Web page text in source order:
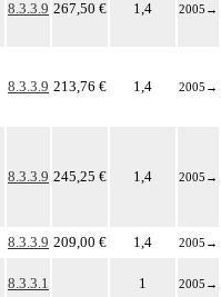
8.3.3.9 267,50 € 1,4 2005 →
8.3.3.9 213,76 € 1,4 2005 →
8.3.3.9 245,25 € 1,4 2005 →
8.3.3.9 209,00 € 1,4 2005 →
8.3.3.1 1 2005 →